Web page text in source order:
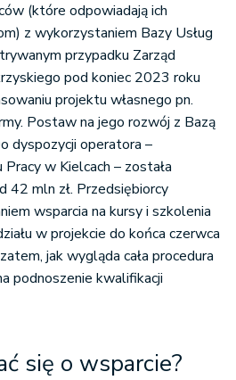
(które odpowiadają ich
z wykorzystaniem Bazy Usług
przypadku Zarząd
pod koniec 2023 roku
projektu własnego pn.
Postaw na jego rozwój z Bazą
dyspozycji operatora –
w Kielcach – została
42 mln zł. Przedsiębiorcy
wsparcia na kursy i szkolenia
w projekcie do końca czerwca
jak wygląda cała procedura
podnoszenie kwalifikacji
się o wsparcie?